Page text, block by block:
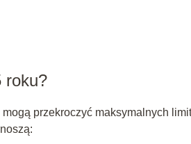
roku?
przekroczyć maksymalnych